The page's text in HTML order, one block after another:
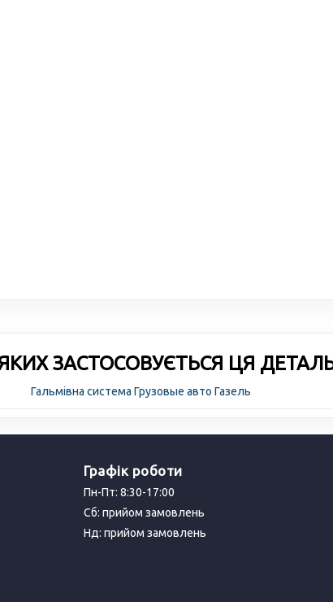
ЗАСТОСОВУЄТЬСЯ ЦЯ
Гальмівна система Грузовые авто Газель
Графік роботи
Пн-Пт: 8:30-17:00
Сб: прийом замовлень
Нд: прийом замовлень